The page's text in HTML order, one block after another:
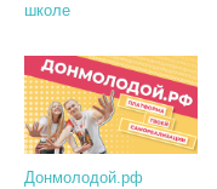
школе
Донмолодой.рф